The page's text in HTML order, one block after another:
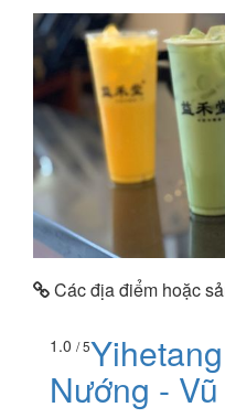
Các địa điểm hoặc
1.0 / 5
Nướng -